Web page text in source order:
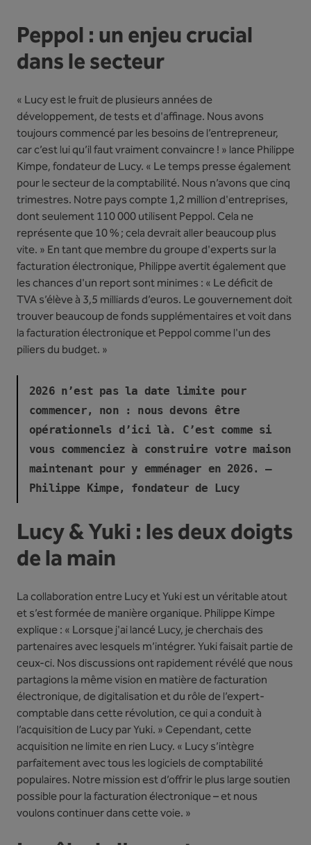
Peppol : un enjeu crucial
dans le secteur
« Lucy est le fruit de plusieurs années de
développement, de tests et d'affinage. Nous avons
toujours commencé par les besoins de l’entrepreneur,
car c’est lui qu’il faut vraiment convaincre ! » lance Philippe
Kimpe, fondateur de Lucy. « Le temps presse également
pour le secteur de la comptabilité. Nous n’avons que cinq
trimestres. Notre pays compte 1,2 million d'entreprises,
dont seulement 110 000 utilisent Peppol. Cela ne
représente que 10 % ; cela devrait aller beaucoup plus
vite. » En tant que membre du groupe d'experts sur la
facturation électronique, Philippe avertit également que
les chances d'un report sont minimes : « Le déficit de
TVA s’élève à 3,5 milliards d’euros. Le gouvernement doit
trouver beaucoup de fonds supplémentaires et voit dans
la facturation électronique et Peppol comme l'un des
piliers du budget. »
2026 n’est pas la date limite pour
commencer, non : nous devons être
opérationnels d’ici là. C’est comme si
vous commenciez à construire votre maison
maintenant pour y emménager en 2026. –
Philippe Kimpe, fondateur de Lucy
Lucy & Yuki : les deux doigts
de la main
La collaboration entre Lucy et Yuki est un véritable atout
et s’est formée de manière organique. Philippe Kimpe
explique : « Lorsque j'ai lancé Lucy, je cherchais des
partenaires avec lesquels m’intégrer. Yuki faisait partie de
ceux-ci. Nos discussions ont rapidement révélé que nous
partagions la même vision en matière de facturation
électronique, de digitalisation et du rôle de l’expert-
comptable dans cette révolution, ce qui a conduit à
l’acquisition de Lucy par Yuki. » Cependant, cette
acquisition ne limite en rien Lucy. « Lucy s’intègre
parfaitement avec tous les logiciels de comptabilité
populaires. Notre mission est d’offrir le plus large soutien
possible pour la facturation électronique – et nous
voulons continuer dans cette voie. »